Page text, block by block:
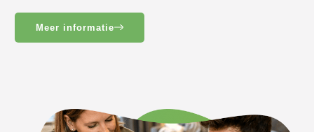
Meer informatie